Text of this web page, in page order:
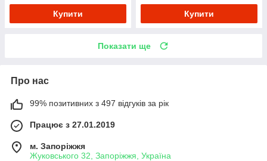
Купити Купити
Показати ще
Про нас
99% позитивних з 497 відгуків за рік
Працює з 27.01.2019
м. Запоріжжя
Жуковського 32, Запоріжжя, Україна